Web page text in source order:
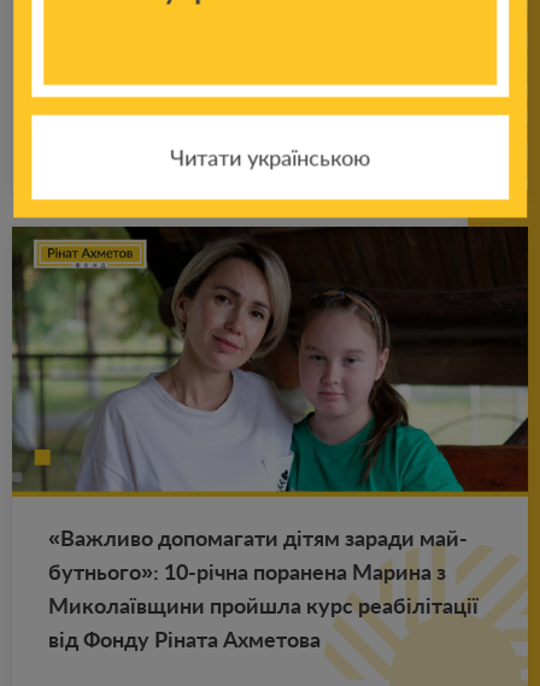
важ­ко­по­ра­нені брат і сест­ра із Бо­ро­дян­ки
Ріната Ах­ме­то­ва
«Важ­ли­во до­по­ма­га­ти дітям за­ра­ди май­
бут­ньо­го»: 10-річна по­ра­не­на Ма­ри­на з
Ми­ко­лаївщини прой­ш­ла курс реабілітації
від Фонду Ріната Ах­ме­то­ва
Читати українською